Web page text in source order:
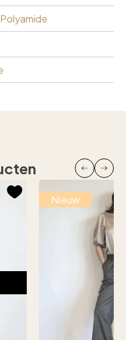
Polyamide
Nieuw